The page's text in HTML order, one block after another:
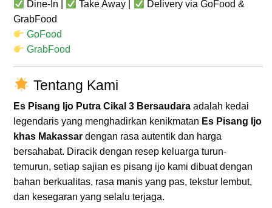
Dine-In | Take Away |
Delivery via GoFood &
GrabFood
GoFood
GrabFood
Tentang Kami
Es Pisang Ijo Putra Cikal 3 Bersaudara adalah kedai
legendaris yang menghadirkan kenikmatan Es Pisang Ijo
khas Makassar dengan rasa autentik dan harga
bersahabat. Diracik dengan resep keluarga turun-
temurun, setiap sajian es pisang ijo kami dibuat dengan
bahan berkualitas, rasa manis yang pas, tekstur lembut,
dan kesegaran yang selalu terjaga.